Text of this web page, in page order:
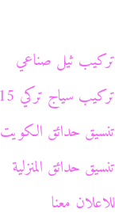
تركيب ثيل صناعي
تركيب سياج تركي 60089115
تنسيق حدائق الكويت
تنسيق حدائق المنزلية
للاعلان معنا